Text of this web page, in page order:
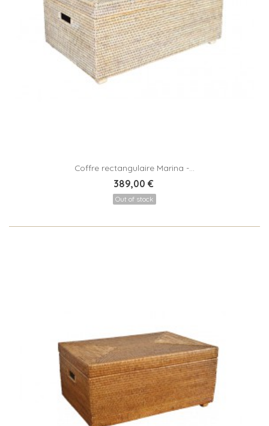
Coffre rectangulaire Marina -...
389,00 €
Out of stock